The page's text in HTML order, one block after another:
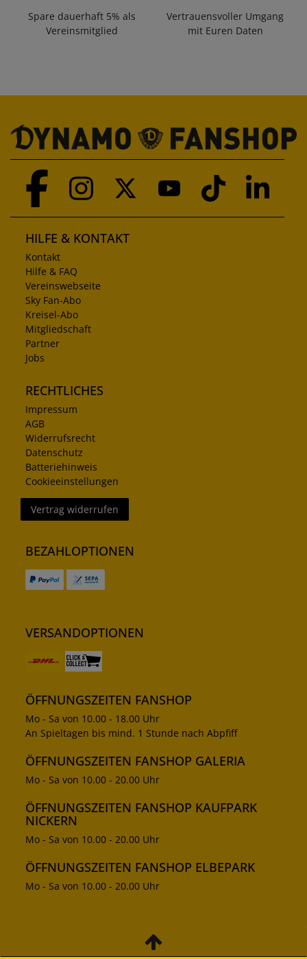
Spare dauerhaft 5% als
Vereinsmitglied
Vertrauensvoller Umgang
mit Euren Daten
HILFE & KONTAKT
Kontakt
Hilfe & FAQ
Vereinswebseite
Sky Fan-Abo
Kreisel-Abo
Mitgliedschaft
Partner
Jobs
RECHTLICHES
Impressum
AGB
Widerrufsrecht
Datenschutz
Batteriehinweis
Cookieeinstellungen
Vertrag widerrufen
BEZAHLOPTIONEN
VERSANDOPTIONEN
ÖFFNUNGSZEITEN FANSHOP
Mo - Sa von 10.00 - 18.00 Uhr
An Spieltagen bis mind. 1 Stunde nach Abpfiff
ÖFFNUNGSZEITEN FANSHOP GALERIA
Mo - Sa von 10.00 - 20.00 Uhr
ÖFFNUNGSZEITEN FANSHOP KAUFPARK
NICKERN
Mo - Sa von 10.00 - 20.00 Uhr
ÖFFNUNGSZEITEN FANSHOP ELBEPARK
Mo - Sa von 10.00 - 20.00 Uhr